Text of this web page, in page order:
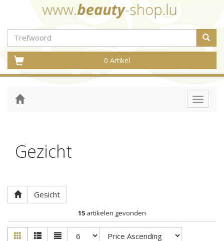
0 Artikel
Toggle
Gezicht
Gesicht
15 artikelen gevonden